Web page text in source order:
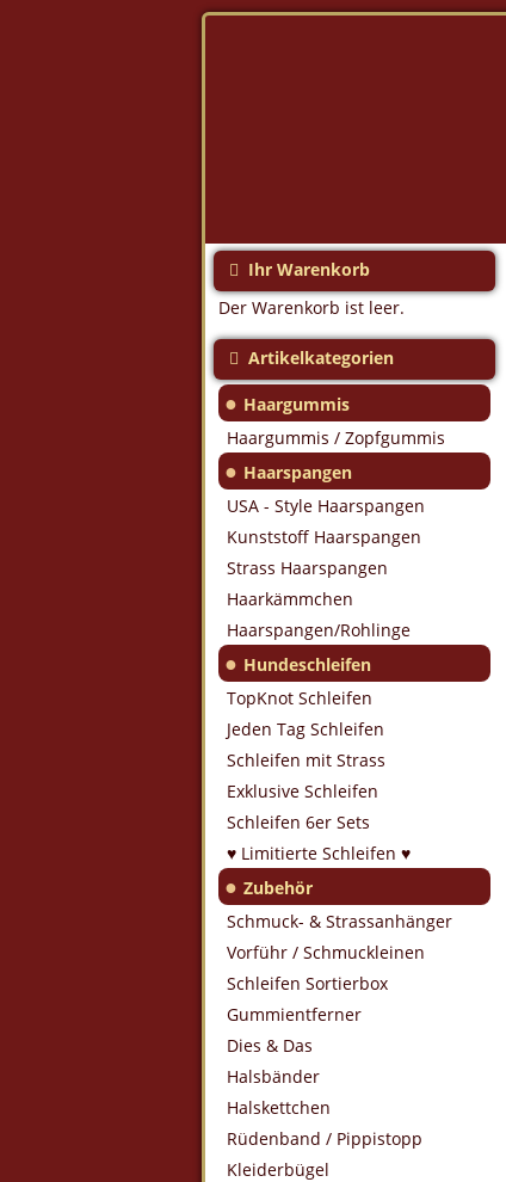
Ihr Warenkorb
Der Warenkorb ist leer.
Artikelkategorien
● Haargummis
Haargummis / Zopfgummis
● Haarspangen
USA - Style Haarspangen
Kunststoff Haarspangen
Strass Haarspangen
Haarkämmchen
Haarspangen/Rohlinge
● Hundeschleifen
TopKnot Schleifen
Jeden Tag Schleifen
Schleifen mit Strass
Exklusive Schleifen
Schleifen 6er Sets
♥ Limitierte Schleifen ♥
● Zubehör
Schmuck- & Strassanhänger
Vorführ / Schmuckleinen
Schleifen Sortierbox
Gummientferner
Dies & Das
Halsbänder
Halskettchen
Rüdenband / Pippistopp
Kleiderbügel